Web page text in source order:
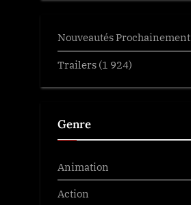
Nouveautés Prochainement
Trailers (1 924)
Genre
Animation
Action